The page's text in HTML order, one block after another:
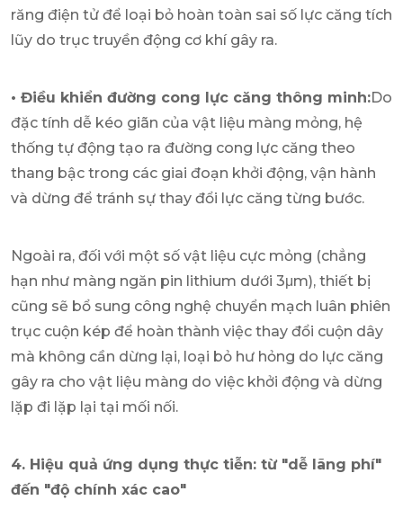
răng điện tử để loại bỏ hoàn toàn sai số lực căng tích
lũy do trục truyền động cơ khí gây ra.
• Điều khiển đường cong lực căng thông minh:Do
đặc tính dễ kéo giãn của vật liệu màng mỏng, hệ
thống tự động tạo ra đường cong lực căng theo
thang bậc trong các giai đoạn khởi động, vận hành
và dừng để tránh sự thay đổi lực căng từng bước.
Ngoài ra, đối với một số vật liệu cực mỏng (chẳng
hạn như màng ngăn pin lithium dưới 3μm), thiết bị
cũng sẽ bổ sung công nghệ chuyển mạch luân phiên
trục cuộn kép để hoàn thành việc thay đổi cuộn dây
mà không cần dừng lại, loại bỏ hư hỏng do lực căng
gây ra cho vật liệu màng do việc khởi động và dừng
lặp đi lặp lại tại mối nối.
4. Hiệu quả ứng dụng thực tiễn: từ "dễ lãng phí"
đến "độ chính xác cao"